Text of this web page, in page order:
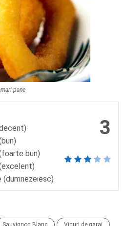
pane
3
bun)
Sauvignon Blanc Vinuri de garaj